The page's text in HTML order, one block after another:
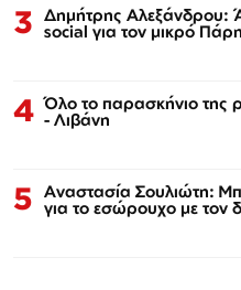
3 Δημήτρης Αλεξάνδρου:
social για τον μικρό Πάρη
4 Όλο το παρασκήνιο της
- Λιβάνη
5 Αναστασία Σουλιώτη:
για το εσώρουχο με τον